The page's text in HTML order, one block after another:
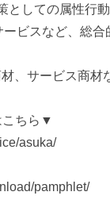
としての属性行
ビスなど、総
、サービス商材
こちら▼
asuka/
pamphlet/